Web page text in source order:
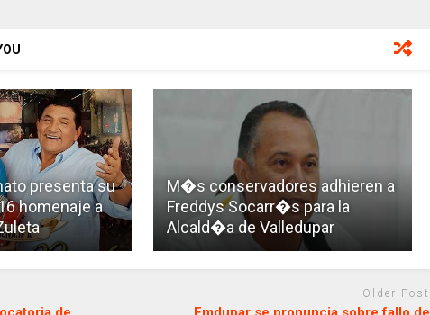
presenta su
homenaje a
M�s conservadores adhieren a
Freddys Socarr�s para la
Alcald�a de Valledupar
Older Post